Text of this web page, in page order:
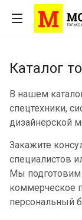
Каталог
В нашем
спецтехники,
дизайнерской
Закажите
специалистов
Мы подготовим
коммерческое
персональный